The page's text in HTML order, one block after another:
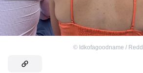
© Idkofagoodname /